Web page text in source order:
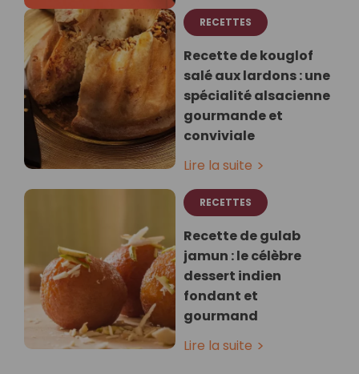
RECETTES
Recette de kouglof
salé aux lardons : une
spécialité alsacienne
gourmande et
conviviale
Lire la suite
RECETTES
Recette de gulab
jamun : le célèbre
dessert indien
fondant et
gourmand
Lire la suite